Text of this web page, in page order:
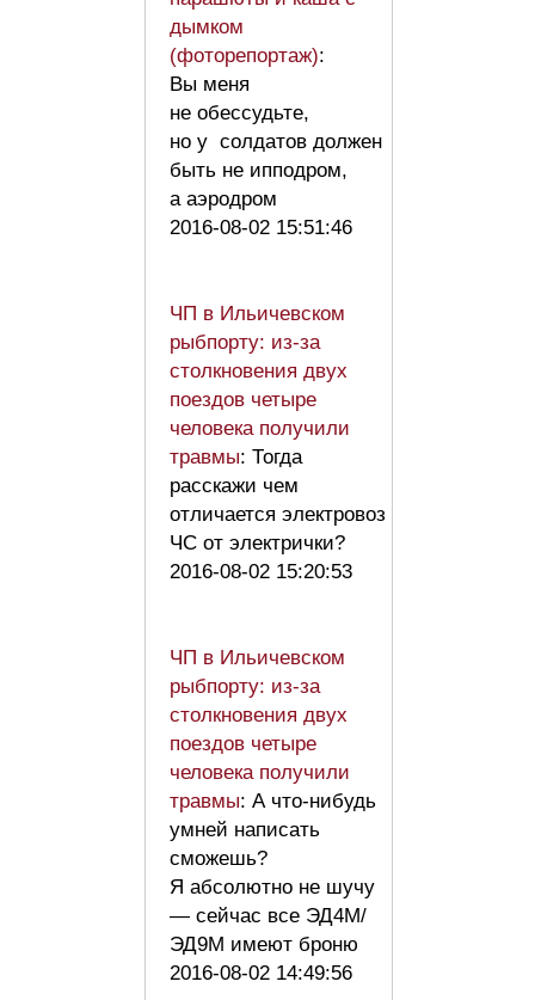
дымком
(фоторепортаж):
Вы меня
не обессудьте,
но у солдатов должен
быть не ипподром,
а аэродром
2016-08-02 15:51:46
ЧП в Ильичевском
рыбпорту: из-за
столкновения двух
поездов четыре
человека получили
травмы: Тогда
расскажи чем
отличается электровоз
ЧС от электрички?
2016-08-02 15:20:53
ЧП в Ильичевском
рыбпорту: из-за
столкновения двух
поездов четыре
человека получили
травмы: А что-нибудь
умней написать
сможешь?
Я абсолютно не шучу
— сейчас все ЭД4М/
ЭД9М имеют броню
2016-08-02 14:49:56